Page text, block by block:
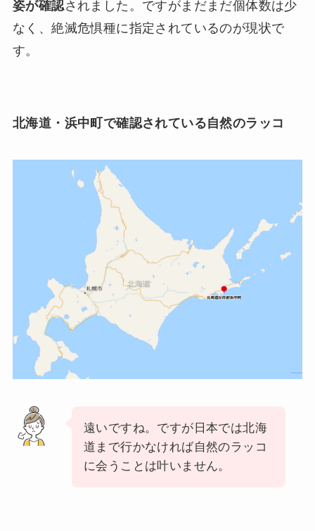
姿が確認されました。ですがまだまだ個体数は少
なく、絶滅危惧種に指定されているのが現状で
す。
北海道・浜中町で確認されている自然のラッコ
遠いですね。ですが日本では北海
道まで行かなければ自然のラッコ
に会うことは叶いません。